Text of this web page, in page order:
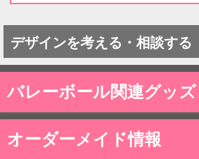
デザインを考える・相談する
バレーボール関連グッズ
オーダーメイド情報